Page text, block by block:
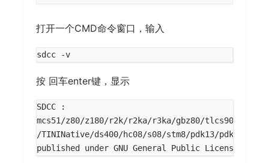
打开一个CMD命令窗口，输入
按 回车enter键，显示
/TININative/ds400/hc08/s08/stm8/pdk13/pdk14/
published under GNU General Public License